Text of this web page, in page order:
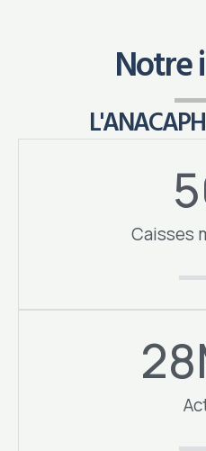
Notre
Caisses
28